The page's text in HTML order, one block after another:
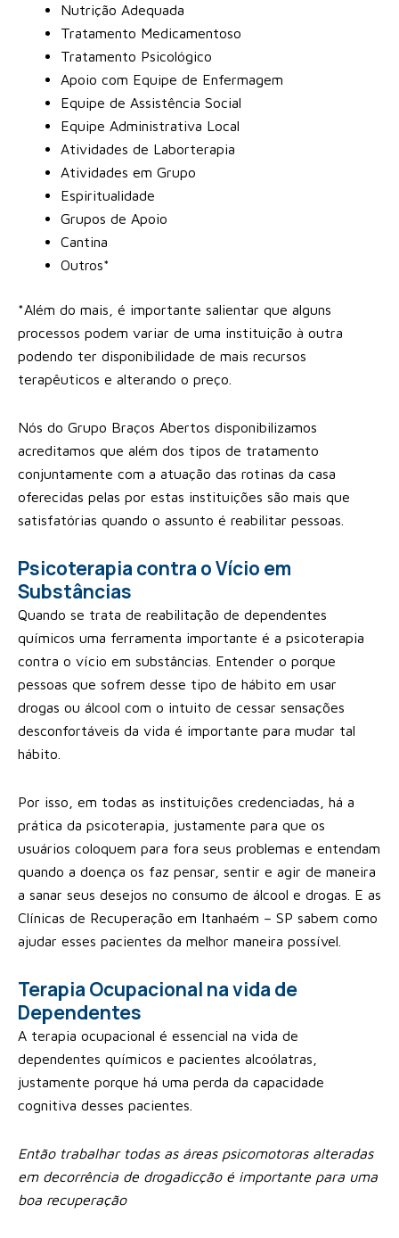
Nutrição Adequada
Tratamento Medicamentoso
Tratamento Psicológico
Apoio com Equipe de Enfermagem
Equipe de Assistência Social
Equipe Administrativa Local
Atividades de Laborterapia
Atividades em Grupo
Espiritualidade
Grupos de Apoio
Cantina
Outros*
*Além do mais, é importante salientar que alguns
processos podem variar de uma instituição à outra
podendo ter disponibilidade de mais recursos
terapêuticos e alterando o preço.
Nós do Grupo Braços Abertos disponibilizamos
acreditamos que além dos tipos de tratamento
conjuntamente com a atuação das rotinas da casa
oferecidas pelas por estas instituições são mais que
satisfatórias quando o assunto é reabilitar pessoas.
Psicoterapia contra o Vício em
Substâncias
Quando se trata de reabilitação de dependentes
químicos uma ferramenta importante é a psicoterapia
contra o vício em substâncias. Entender o porque
pessoas que sofrem desse tipo de hábito em usar
drogas ou álcool com o intuito de cessar sensações
desconfortáveis da vida é importante para mudar tal
hábito.
Por isso, em todas as instituições credenciadas, há a
prática da psicoterapia, justamente para que os
usuários coloquem para fora seus problemas e entendam
quando a doença os faz pensar, sentir e agir de maneira
a sanar seus desejos no consumo de álcool e drogas. E as
Clínicas de Recuperação em Itanhaém – SP sabem como
ajudar esses pacientes da melhor maneira possível.
Terapia Ocupacional na vida de
Dependentes
A terapia ocupacional é essencial na vida de
dependentes químicos e pacientes alcoólatras,
justamente porque há uma perda da capacidade
cognitiva desses pacientes.
Então trabalhar todas as áreas psicomotoras alteradas
em decorrência de drogadicção é importante para uma
boa recuperação